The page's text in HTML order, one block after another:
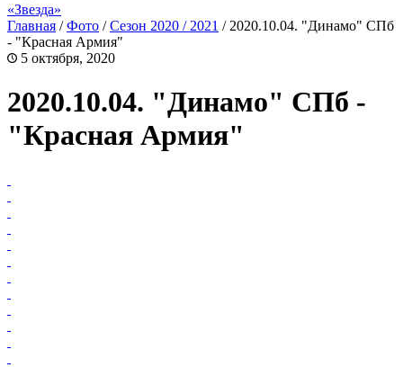
«Звезда»
Главная /Фото /Сезон 2020 / 2021 / 2020.10.04. "Динамо" СПб
- "Красная Армия"
5 октября, 2020
2020.10.04. "Динамо" СПб -
"Красная Армия"